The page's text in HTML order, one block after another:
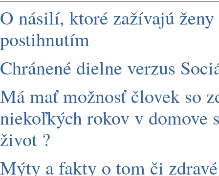
O násilí, ktoré zažívajú
postihnutím
Chránené dielne verzus
Má mať možnosť človek so
niekoľkých rokov v domove
život ?
Mýty a fakty o tom či